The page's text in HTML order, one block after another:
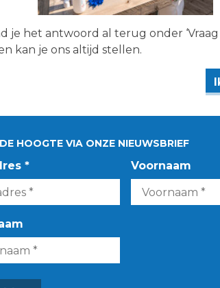
je het antwoord al terug onder
kan je ons altijd stellen.
HOOGTE VIA ONZE NIEUWSBRIEF
* Voornaam